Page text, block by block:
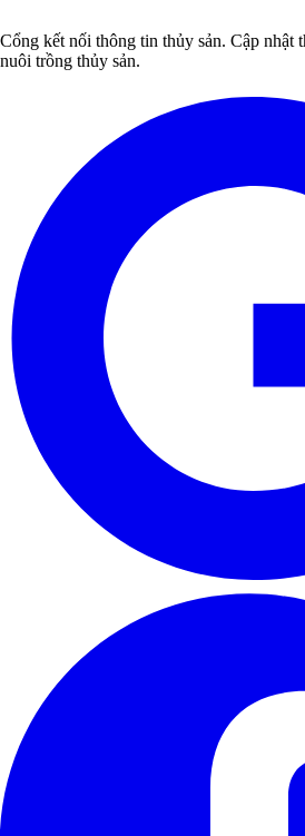
Cổng kết nối thông tin thủy sản. Cập nhật
nuôi trồng thủy sản.